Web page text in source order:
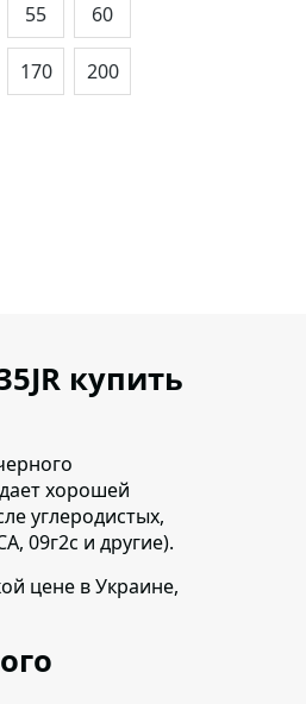
55 60
170 200
купить
хорошей
углеродистых,
09г2с и другие).
цене в Украине,